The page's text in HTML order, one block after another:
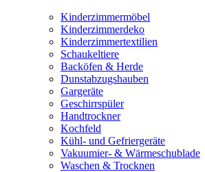
Kinderzimmermöbel
Kinderzimmerdeko
Kinderzimmertextilien
Schaukeltiere
Backöfen & Herde
Dunstabzugshauben
Gargeräte
Geschirrspüler
Handtrockner
Kochfeld
Kühl- und Gefriergeräte
Vakuumier- & Wärmeschublade
Waschen & Trocknen